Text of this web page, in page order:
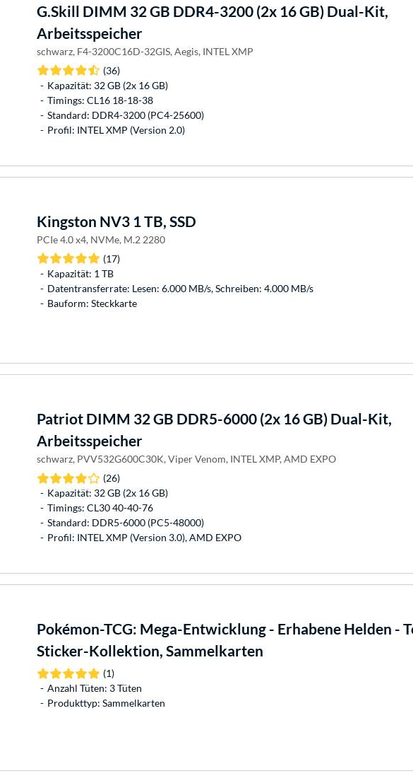
G.Skill DIMM 32 GB DDR4-3200 (2x 16 GB) Dual-Kit,
Arbeitsspeicher
schwarz, F4-3200C16D-32GIS, Aegis, INTEL XMP
(36)
Kapazität: 32 GB (2x 16 GB)
Timings: CL16 18-18-38
Standard: DDR4-3200 (PC4-25600)
Profil: INTEL XMP (Version 2.0)
Kingston NV3 1 TB, SSD
PCIe 4.0 x4, NVMe, M.2 2280
(17)
Kapazität: 1 TB
Datentransferrate: Lesen: 6.000 MB/s, Schreiben: 4.000 MB/s
Bauform: Steckkarte
PatriotDIMM 32 GB DDR5-6000 (2x 16 GB) Dual-Kit,
Arbeitsspeicher
schwarz, PVV532G600C30K, Viper Venom, INTEL XMP, AMD EXPO
(26)
Kapazität: 32 GB (2x 16 GB)
Timings: CL30 40-40-76
Standard: DDR5-6000 (PC5-48000)
Profil: INTEL XMP (Version 3.0), AMD EXPO
Pokémon-TCG: Mega-Entwicklung - Erhabene Helden -
Sticker-Kollektion, Sammelkarten
(1)
Anzahl Tüten: 3 Tüten
Produkttyp: Sammelkarten